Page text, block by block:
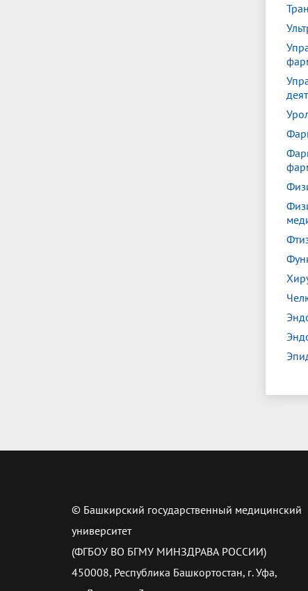
© Башкирский государственный медицинский
университет
(ФГБОУ ВО БГМУ МИНЗДРАВА РОССИИ)
450008, Республика Башкортостан, г. Уфа,